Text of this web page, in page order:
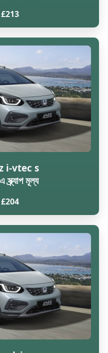
£213
i-vtec s
মূল্য
£204